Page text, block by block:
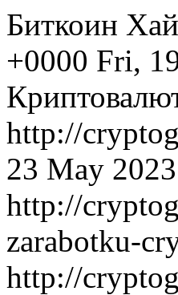
Биткоин
+0000 Fri,
http://
23 May
http://
zarabotku-
http://